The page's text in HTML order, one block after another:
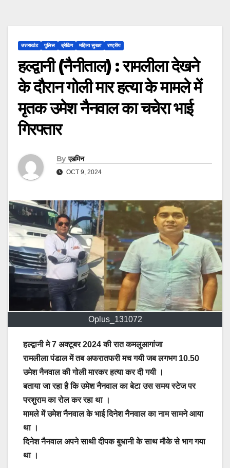
उत्तराखंड पुलिस ब्रेकिंग महिला सुरक्षा राष्ट्रीय
हल्द्वानी (नैनीताल) : रामलीला देखने
के दौरान गोली मार हत्या के मामले में
मृतक उमेश नैनवाल का चचेरा भाई
गिरफ्तार
By एडमिन
OCT 9, 2024
Oplus_131072
हल्द्वानी मे 7 अक्टूबर 2024 की रात कमलुआगांजा
रामलीला पंडाल में तब अफरातफरी मच गयी जब लगभग 10.50
उमेश नैनवाल की गोली मारकर हत्या कर दी गयी ।
बताया जा रहा है कि उमेश नैनवाल का बेटा उस समय स्टेज पर
परशुराम का रोल कर रहा था ।
मामले में उमेश नैनवाल के भाई दिनेश नैनवाल का नाम सामने आया
था ।
दिनेश नैनवाल अपने साथी दीपक बुधानी के साथ मौके से भाग गया
था ।